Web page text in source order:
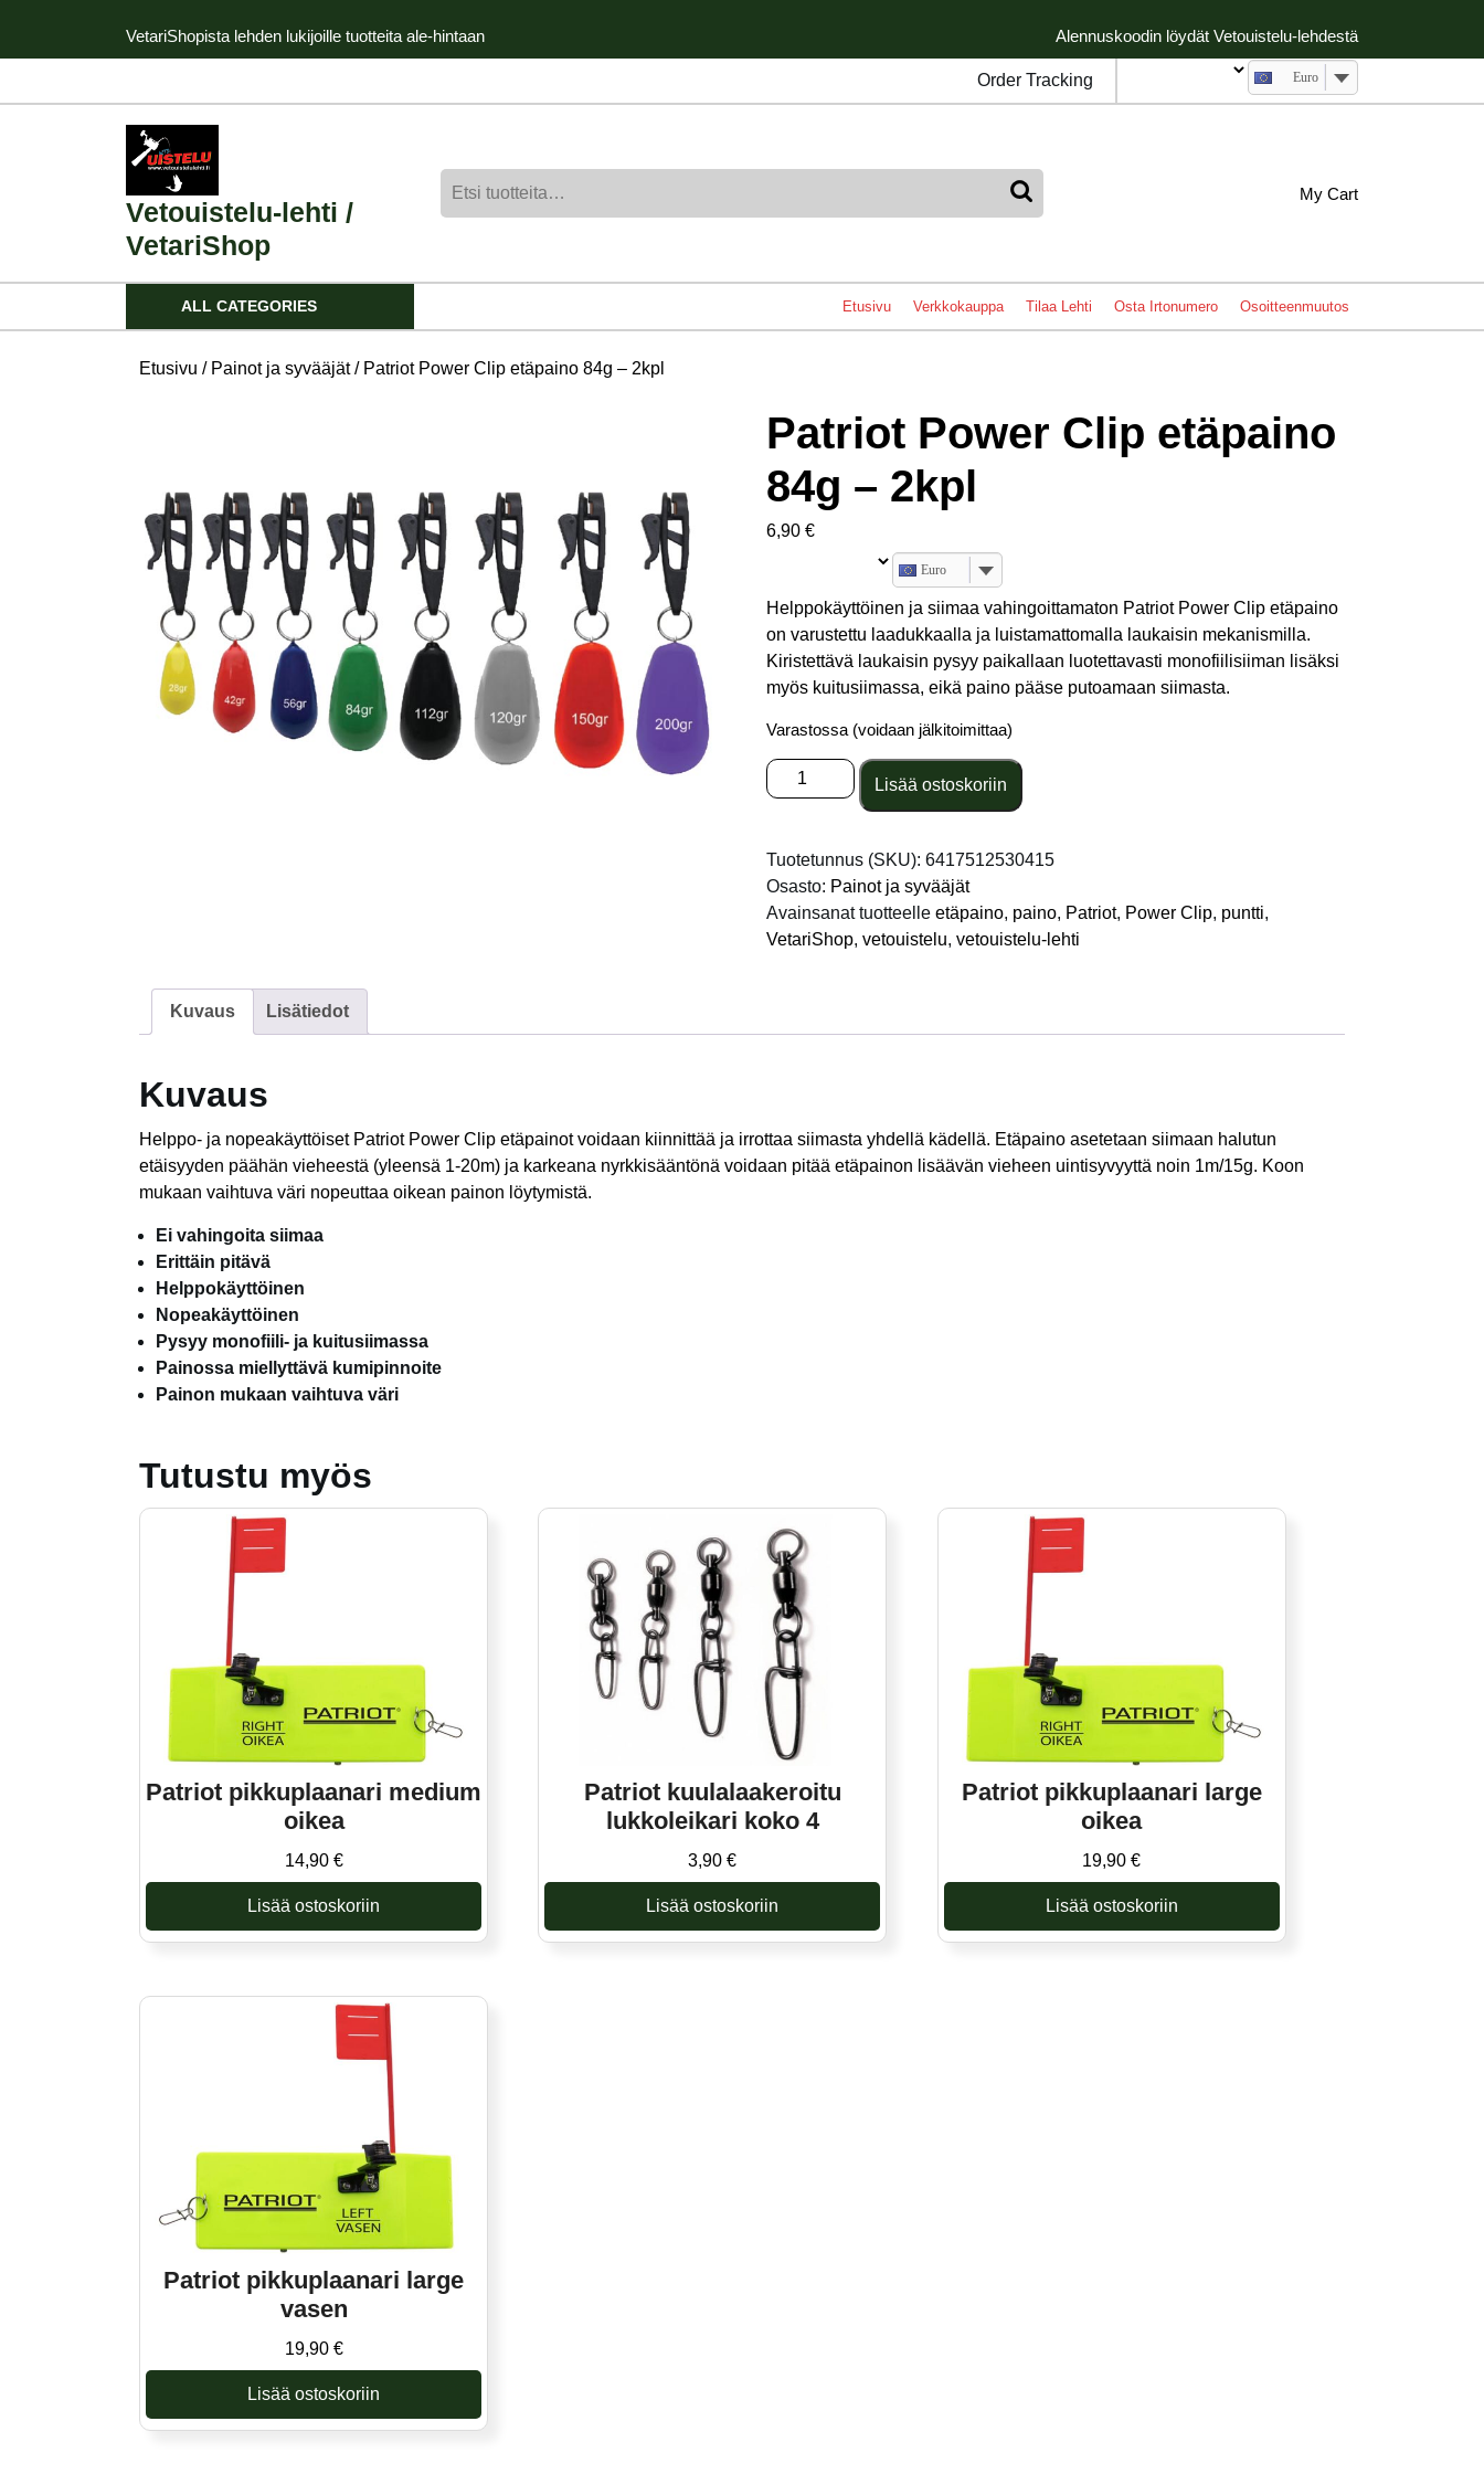
content
VetariShopista lehden lukijoille tuotteita ale-hintaan Alennuskoodin löydät Vetouistelu-lehdestä
Order Tracking Euro
Vetouistelu-lehti /
VetariShop
My Cartshopping
ALL CATEGORIES Etusivu Verkkokauppa Tilaa Lehti Osta Irtonumero Osoitteenmuutos
Etusivu / Painot ja syvääjät/ Patriot Power Clip etäpaino 84g – 2kpl
Patriot Power Clip etäpaino
84g – 2kpl
6,90 €
Euro
Helppokäyttöinen ja siimaa vahingoittamaton Patriot Power Clip etäpaino
on varustettu laadukkaalla ja luistamattomalla laukaisin mekanismilla.
Kiristettävä laukaisin pysyy paikallaan luotettavasti monofiilisiiman lisäksi
myös kuitusiimassa, eikä paino pääse putoamaan siimasta.
Varastossa (voidaan jälkitoimittaa)
Patriot
Power
etäpaino
84g
2kpl
Lisää ostoskoriin
Tuotetunnus (SKU): 6417512530415
Osasto: Painot ja syvääjät
Avainsanat tuotteelle etäpaino, paino, Patriot, Power Clip, puntti,
VetariShop, vetouistelu, vetouistelu-lehti
Kuvaus Lisätiedot
Kuvaus
Helppo- ja nopeakäyttöiset Patriot Power Clip etäpainot voidaan kiinnittää ja irrottaa siimasta yhdellä kädellä. Etäpaino asetetaan siimaan halutun
etäisyyden päähän vieheestä (yleensä 1-20m) ja karkeana nyrkkisääntönä voidaan pitää etäpainon lisäävän vieheen uintisyvyyttä noin 1m/15g. Koon
mukaan vaihtuva väri nopeuttaa oikean painon löytymistä.
Ei vahingoita siimaa
Erittäin pitävä
Helppokäyttöinen
Nopeakäyttöinen
Pysyy monofiili- ja kuitusiimassa
Painossa miellyttävä kumipinnoite
Painon mukaan vaihtuva väri
Tutustu myös
Patriot pikkuplaanari medium
oikea
14,90 €
Lisää ostoskoriin
Patriot kuulalaakeroitu
lukkoleikari koko 4
3,90€
Lisää ostoskoriin
Patriot pikkuplaanari large
oikea
19,90€
Lisää ostoskoriin
Patriot pikkuplaanari large
vasen
19,90 €
Lisää ostoskoriin